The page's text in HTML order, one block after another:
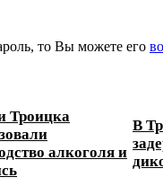
то Вы можете его
Троицка
алкоголя и
В